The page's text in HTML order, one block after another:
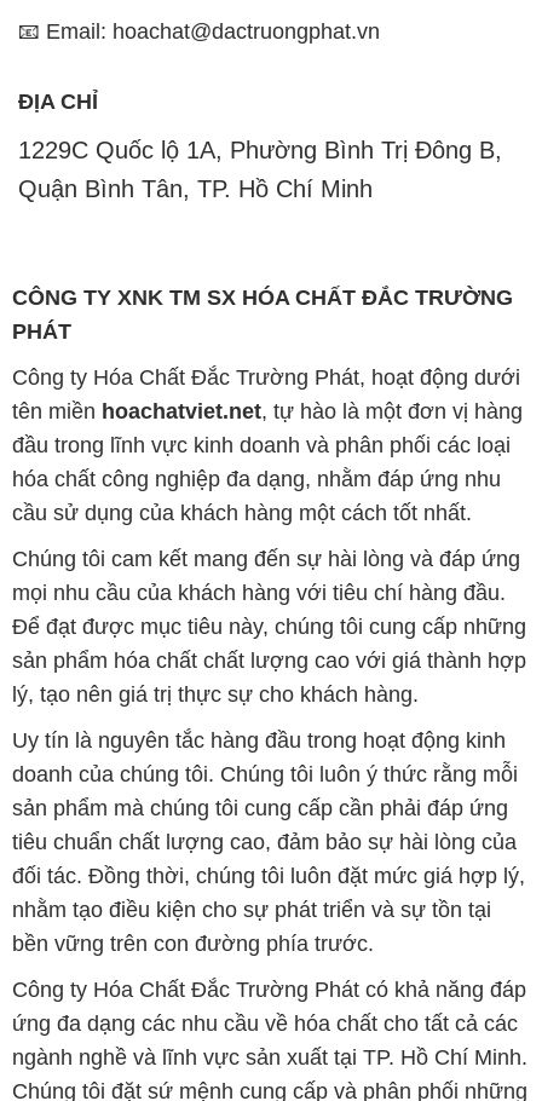
📧 Email: hoachat@dactruongphat.vn
ĐỊA CHỈ
1229C Quốc lộ 1A, Phường Bình Trị Đông B,
Quận Bình Tân, TP. Hồ Chí Minh
CÔNG TY XNK TM SX HÓA CHẤT ĐẮC TRƯỜNG
PHÁT
Công ty Hóa Chất Đắc Trường Phát, hoạt động dưới
tên miền hoachatviet.net, tự hào là một đơn vị hàng
đầu trong lĩnh vực kinh doanh và phân phối các loại
hóa chất công nghiệp đa dạng, nhằm đáp ứng nhu
cầu sử dụng của khách hàng một cách tốt nhất.
Chúng tôi cam kết mang đến sự hài lòng và đáp ứng
mọi nhu cầu của khách hàng với tiêu chí hàng đầu.
Để đạt được mục tiêu này, chúng tôi cung cấp những
sản phẩm hóa chất chất lượng cao với giá thành hợp
lý, tạo nên giá trị thực sự cho khách hàng.
Uy tín là nguyên tắc hàng đầu trong hoạt động kinh
doanh của chúng tôi. Chúng tôi luôn ý thức rằng mỗi
sản phẩm mà chúng tôi cung cấp cần phải đáp ứng
tiêu chuẩn chất lượng cao, đảm bảo sự hài lòng của
đối tác. Đồng thời, chúng tôi luôn đặt mức giá hợp lý,
nhằm tạo điều kiện cho sự phát triển và sự tồn tại
bền vững trên con đường phía trước.
Công ty Hóa Chất Đắc Trường Phát có khả năng đáp
ứng đa dạng các nhu cầu về hóa chất cho tất cả các
ngành nghề và lĩnh vực sản xuất tại TP. Hồ Chí Minh.
Chúng tôi đặt sứ mệnh cung cấp và phân phối những